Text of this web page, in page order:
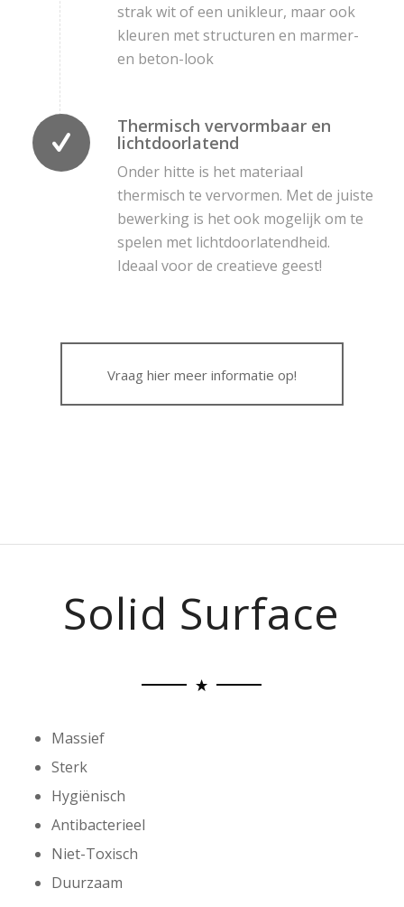
strak wit of een unikleur, maar ook
kleuren met structuren en marmer-
en beton-look
Thermisch vervormbaar en
lichtdoorlatend
Onder hitte is het materiaal
thermisch te vervormen. Met de juiste
bewerking is het ook mogelijk om te
spelen met lichtdoorlatendheid.
Ideaal voor de creatieve geest!
Vraag hier meer informatie op!
Solid Surface
Massief
Sterk
Hygiënisch
Antibacterieel
Niet-Toxisch
Duurzaam